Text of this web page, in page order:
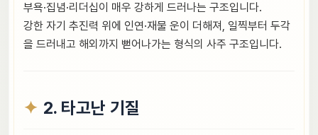
부욕·집념·리더십이 매우 강하게 드러나는 구조입니다.
강한 자기 추진력 위에 인연·재물 운이 더해져, 일찍부터 두각
을 드러내고 해외까지 뻗어나가는 형식의 사주 구조입니다.
2. 타고난 기질